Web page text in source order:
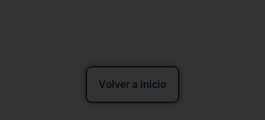
Volver a inicio